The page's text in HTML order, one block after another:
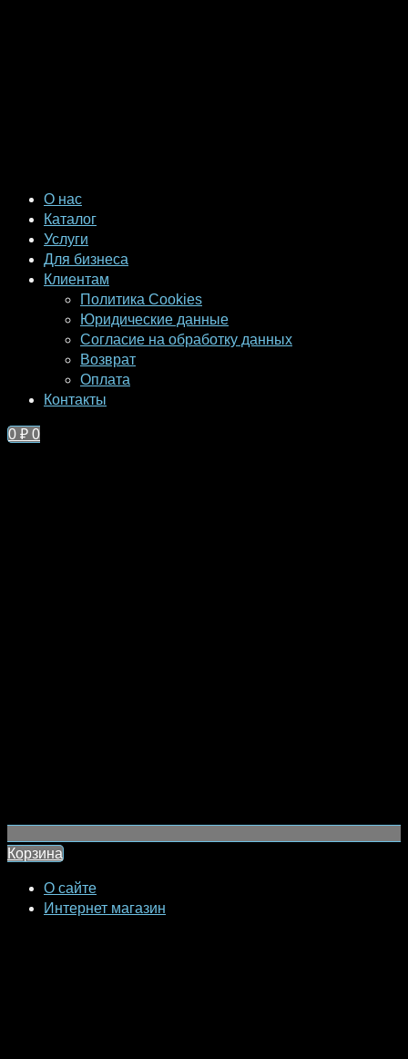
О нас
Каталог
Услуги
Для бизнеса
Клиентам
Политика Cookies
Юридические данные
Согласие на обработку данных
Возврат
Оплата
Контакты
0 ₽ 0
Корзина
О сайте
Интернет магазин